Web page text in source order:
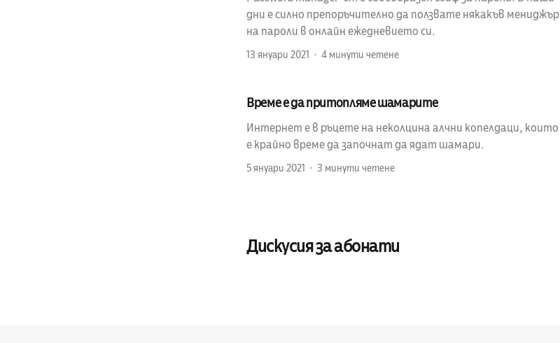
дни е силно препоръчително да ползвате някакъв мениджър
на пароли в онлайн ежедневието си.
13 януари 2021 4 минути четене
Време е да притопляме шамарите
Интернет е в ръцете на неколцина алчни копелдаци, които
е крайно време да започнат да ядат шамари.
5 януари 2021 3 минути четене
Дискусия за абонати